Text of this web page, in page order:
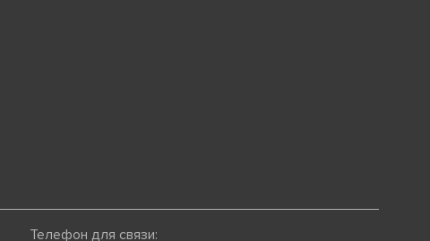
Телефон для связи: